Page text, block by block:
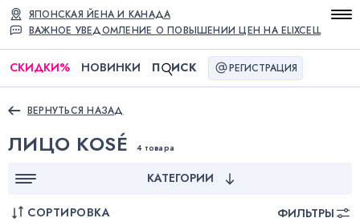
ВАЖНОЕ УВЕДОМЛЕНИЕ О ПОВЫШЕНИИ ЦЕН НА ELIXCELL
ЯПОНСКАЯ ЙЕНА И КАНАДА
СКИДКИ% НОВИНКИ П ИСК РЕГИСТРАЦИЯ
ВЕРНУТЬСЯ НАЗАД
ЛИЦО KOSÉ 4 товара
КАТЕГОРИИ
СОРТИРОВКА ФИЛЬТРЫ